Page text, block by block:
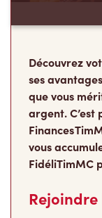
Découvrez
ses
que vous
argent. C’est
Finances
vous
FidéliTimMC